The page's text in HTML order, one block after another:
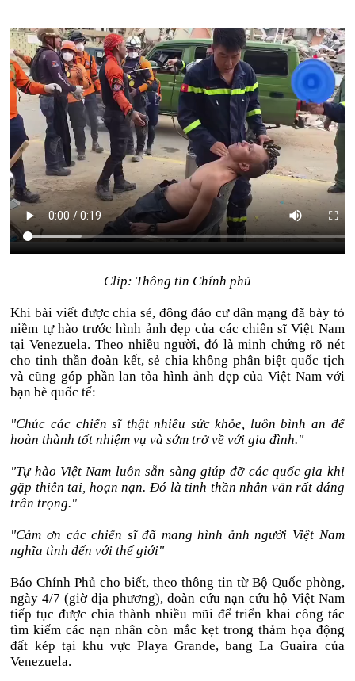
Clip: Thông tin Chính phủ
Khi bài viết được chia sẻ, đông đảo cư dân mạng đã bày tỏ
niềm tự hào trước hình ảnh đẹp của các chiến sĩ Việt Nam
tại Venezuela. Theo nhiều người, đó là minh chứng rõ nét
cho tinh thần đoàn kết, sẻ chia không phân biệt quốc tịch
và cũng góp phần lan tỏa hình ảnh đẹp của Việt Nam với
bạn bè quốc tế:
"Chúc các chiến sĩ thật nhiều sức khỏe, luôn bình an để
hoàn thành tốt nhiệm vụ và sớm trở về với gia đình."
"Tự hào Việt Nam luôn sẵn sàng giúp đỡ các quốc gia khi
gặp thiên tai, hoạn nạn. Đó là tinh thần nhân văn rất đáng
trân trọng."
"Cảm ơn các chiến sĩ đã mang hình ảnh người Việt Nam
nghĩa tình đến với thế giới"
Báo Chính Phủ cho biết, theo thông tin từ Bộ Quốc phòng,
ngày 4/7 (giờ địa phương), đoàn cứu nạn cứu hộ Việt Nam
tiếp tục được chia thành nhiều mũi để triển khai công tác
tìm kiếm các nạn nhân còn mắc kẹt trong thảm họa động
đất kép tại khu vực Playa Grande, bang La Guaira của
Venezuela.